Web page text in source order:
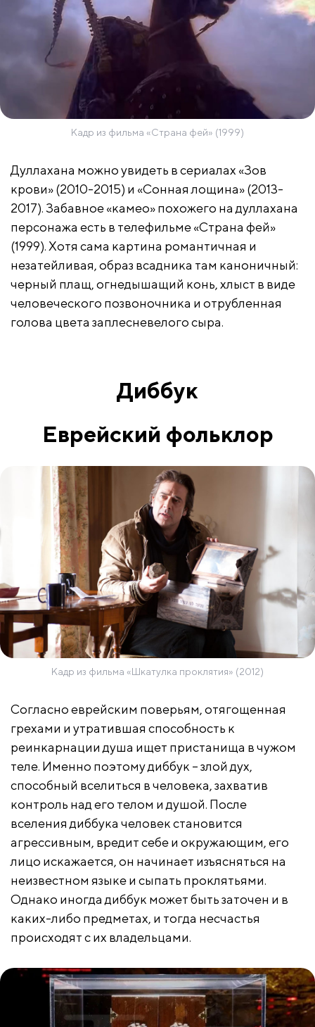
Кадр из фильма «Страна фей» (1999)
Дуллахана можно увидеть в сериалах «Зов
крови» (2010-2015) и «Сонная лощина» (2013-
2017). Забавное «камео» похожего на дуллахана
персонажа есть в телефильме «Страна фей»
(1999). Хотя сама картина романтичная и
незатейливая, образ всадника там каноничный:
черный плащ, огнедышащий конь, хлыст в виде
человеческого позвоночника и отрубленная
голова цвета заплесневелого сыра.
Диббук
Еврейский фольклор
Кадр из фильма «Шкатулка проклятия» (2012)
Согласно еврейским поверьям, отягощенная
грехами и утратившая способность к
реинкарнации душа ищет пристанища в чужом
теле. Именно поэтому диббук – злой дух,
способный вселиться в человека, захватив
контроль над его телом и душой. После
вселения диббука человек становится
агрессивным, вредит себе и окружающим, его
лицо искажается, он начинает изъясняться на
неизвестном языке и сыпать проклятьями.
Однако иногда диббук может быть заточен и в
каких-либо предметах, и тогда несчастья
происходят с их владельцами.